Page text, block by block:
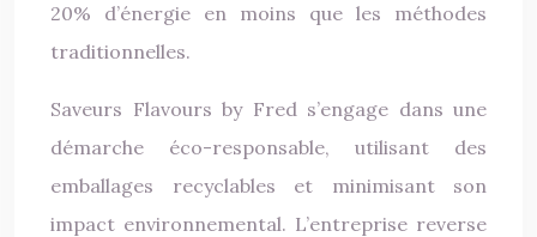
20% d’énergie en moins que les méthodes
traditionnelles.
Saveurs Flavours by Fred s’engage dans une
démarche éco-responsable, utilisant des
emballages recyclables et minimisant son
impact environnemental. L’entreprise reverse